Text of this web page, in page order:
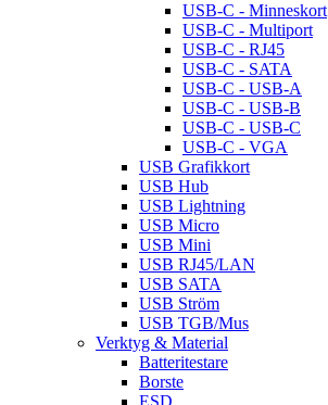
USB-C - Minneskort
USB-C - Multiport
USB-C - RJ45
USB-C - SATA
USB-C - USB-A
USB-C - USB-B
USB-C - USB-C
USB-C - VGA
USB Grafikkort
USB Hub
USB Lightning
USB Micro
USB Mini
USB RJ45/LAN
USB SATA
USB Ström
USB TGB/Mus
Verktyg & Material
Batteritestare
Borste
ESD